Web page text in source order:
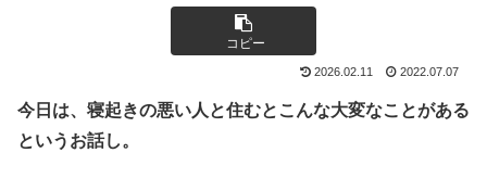
コピー
2026.02.11 2022.07.07
今日は、寝起きの悪い人と住むとこんな大変なことがある
というお話し。